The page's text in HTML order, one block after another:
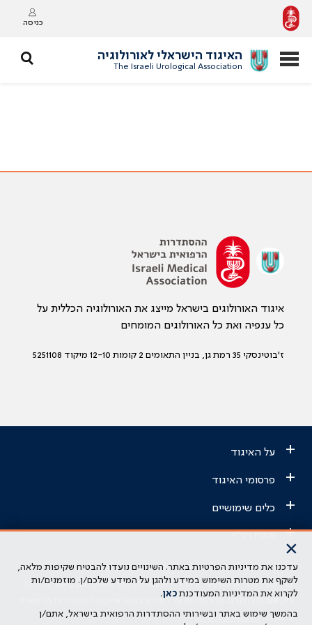
כניסה
האיגוד הישראלי לאורולוגיה
The Israeli Urological Association
איגוד האורולוגים בישראל מייצג את האורולוגיה הכללית על
כל ענפיה ואת כל האורולוגים המומחים
ז'בוטינסקי 35 רמת גן, בניין התאומים 2 קומות 12-10 מיקוד 5251108
+ על האיגוד
+ פרסומי האיגוד
+ כלים שימושיים
+
הבהרה משפטית: כל נושא המופיע באתר זה נועד להשכלה בלבד ואין לראות
בו ייעוץ רפואי או משפטי. אין הר"י אחראית לתוכן המתפרסם באתר זה ולכל
נזק שעלול להיגרם. כל הזכויות על המידע באתר שייכות להסתדרות הרפואית
בישראל.מדיניות הפרטיות
×
עדכנו את מדיניות הפרטיות באתר. השינויים נועדו להבטיח שקיפות מלאה,
לשקף את מטרות השימוש במידע ולהגן על המידע שלכם/ן. מוזמנים/ות
לקרוא את המדיניות המעודכנת כאן.
בהמשך שימוש באתר ובשירותי ההסתדרות הרפואית בישראל, אתם/ן